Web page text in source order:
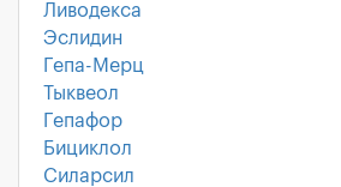
Ливодекса
Эслидин
Гепа-Мерц
Тыквеол
Гепафор
Бициклол
Силарсил